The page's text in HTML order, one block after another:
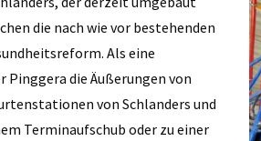
die nach wie vor bestehenden
Als eine
die Äußerungen von
von Schlanders und
Terminaufschub oder zu einer